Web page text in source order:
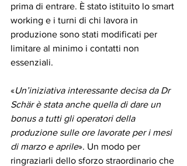
prima di entrare. È stato istituito lo smart
working e i turni di chi lavora in
produzione sono stati modificati per
limitare al minimo i contatti non
essenziali.
«Un’iniziativa interessante decisa da Dr
Schär è stata anche quella di dare un
bonus a tutti gli operatori della
produzione sulle ore lavorate per i mesi
di marzo e aprile». Un modo per
ringraziarli dello sforzo straordinario che